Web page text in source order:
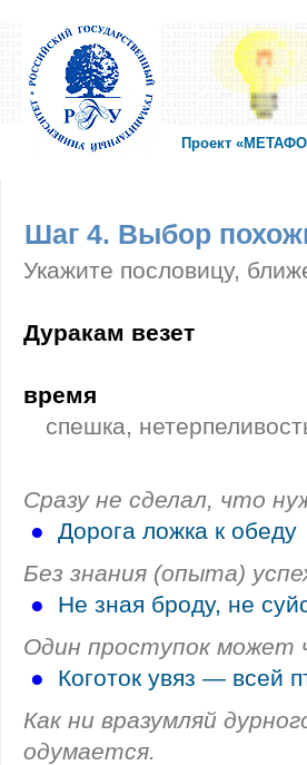
Проект
Шаг 4. Выбор
Укажите пословицу,
Дуракам везет
время
спешка,
Сразу не сделал, что
●
Дорога ложка к обеду
Без знания (опыта)
●
Не зная броду, не
Один проступок может
●
Коготок увяз — всей
Как ни вразумляй
одумается.